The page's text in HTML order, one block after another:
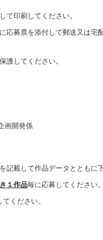
て印刷してください。
応募票を添付して郵送又は宅
護してください。
画開発係
記載して作品データとともに
１作品毎に応募してください。
ください。